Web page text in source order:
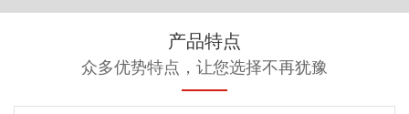
产品特点
众多优势特点，让您选择不再犹豫